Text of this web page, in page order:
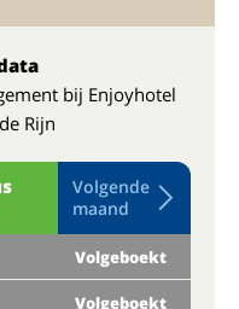
bij Enjoyhotel
Rijn
Volgende
maand
Volgeboekt
Volgeboekt